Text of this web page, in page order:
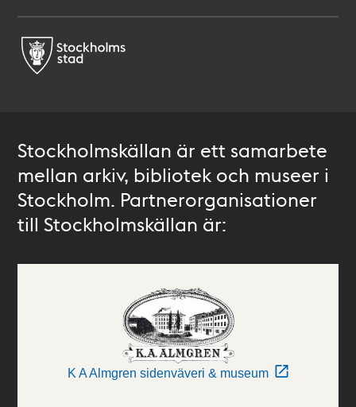
Stockholmskällan är ett samarbete
mellan arkiv, bibliotek och museer i
Stockholm. Partnerorganisationer
till Stockholmskällan är:
K A Almgren sidenväveri & museum